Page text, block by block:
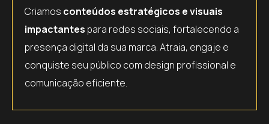
Criamos conteúdos estratégicos e visuais
impactantes para redes sociais, fortalecendo a
presença digital da sua marca. Atraia, engaje e
conquiste seu público com design profissional e
comunicação eficiente.